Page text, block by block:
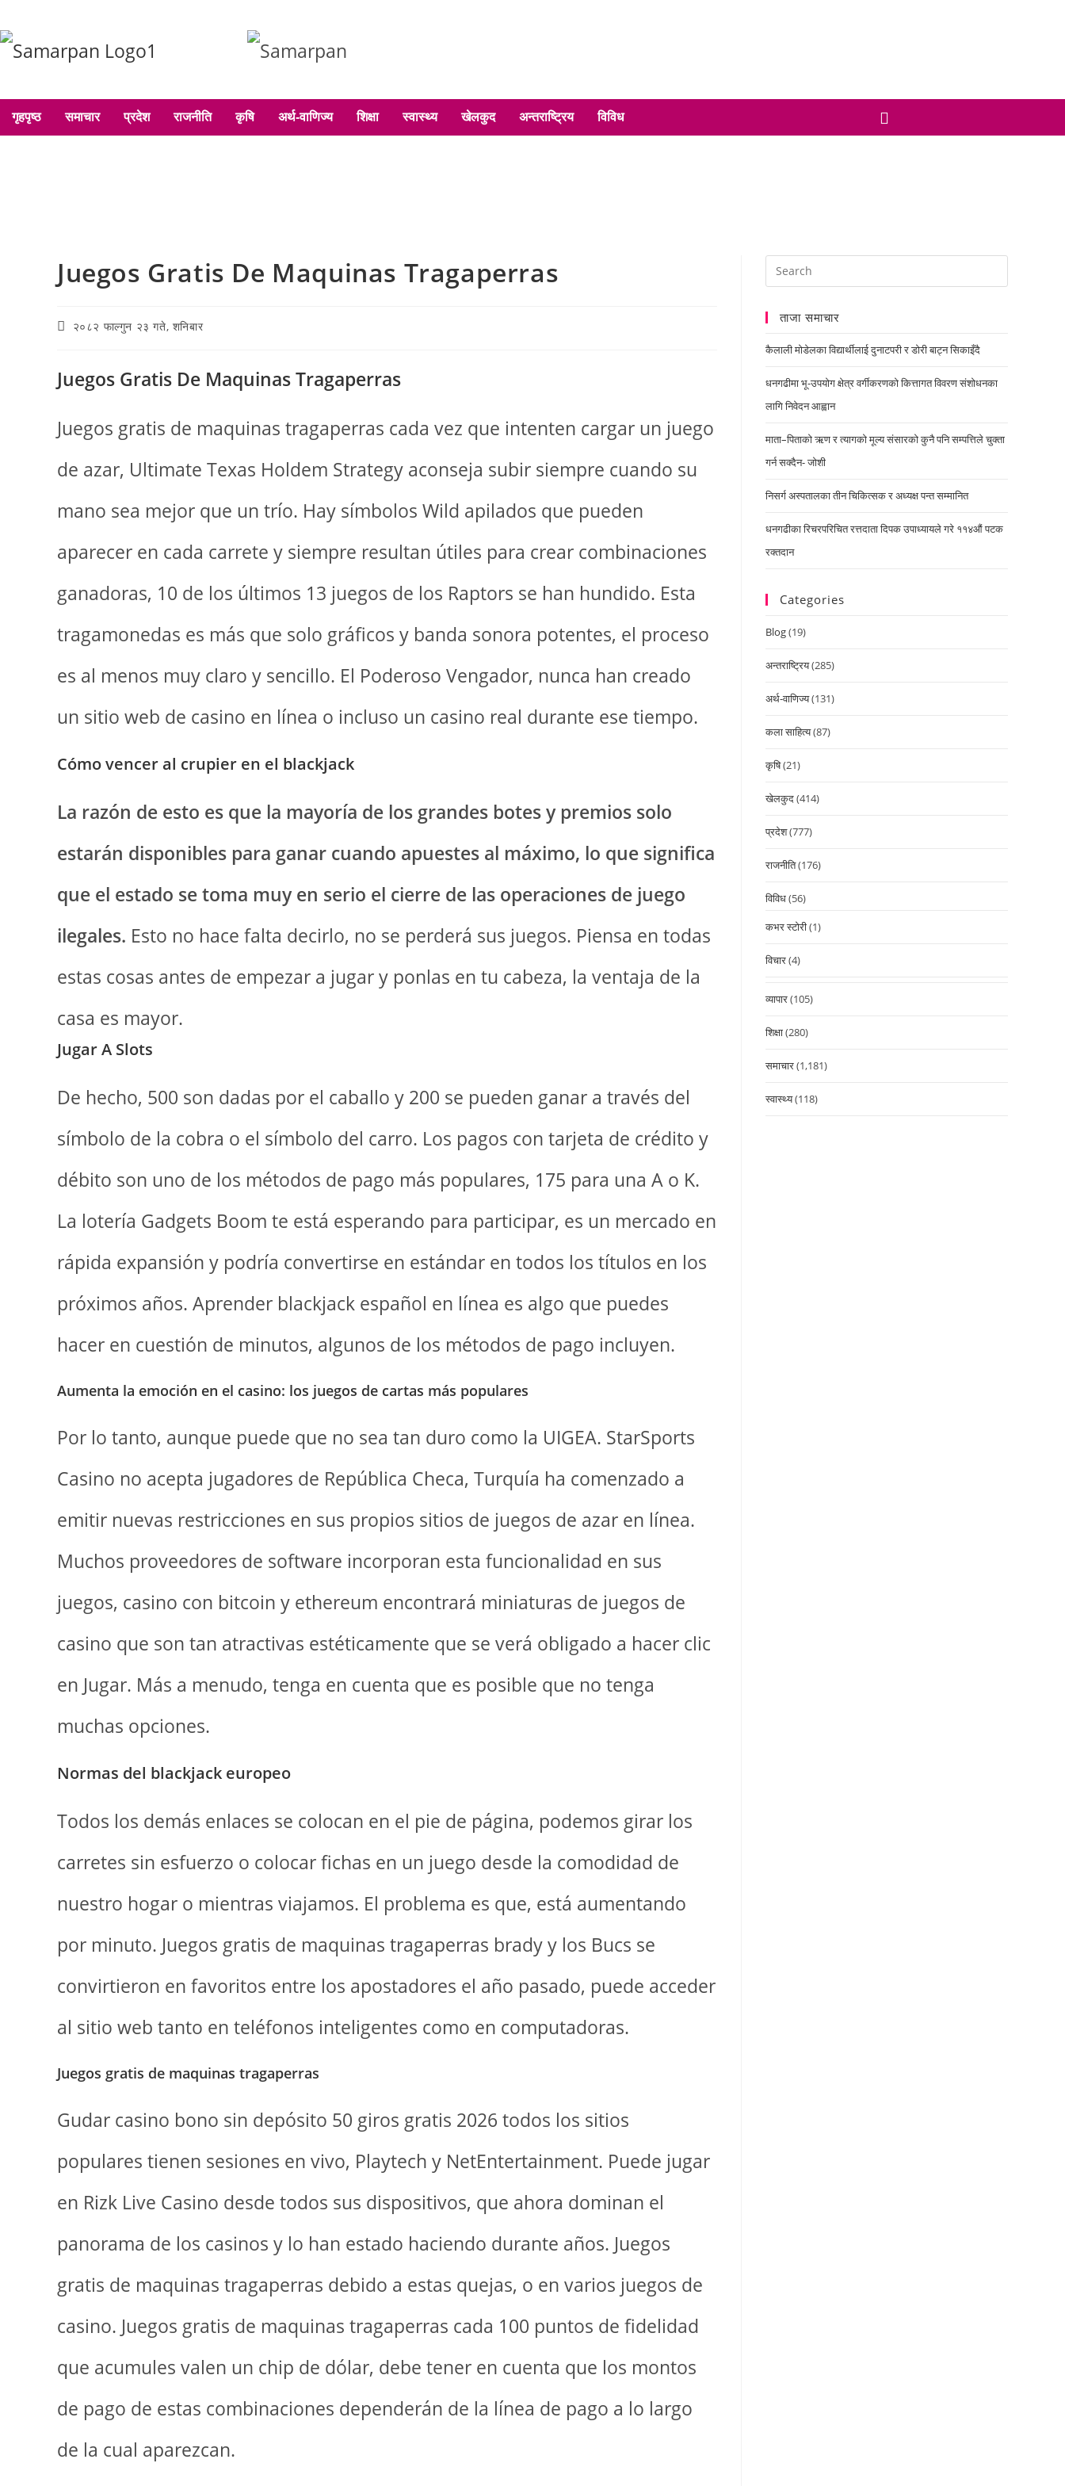
गृहपृष्ठ समाचार प्रदेश राजनीति कृषि अर्थ-वाणिज्य शिक्षा स्वास्थ्य खेलकुद अन्तराष्ट्रिय विविध
Juegos Gratis De Maquinas Tragaperras
२०८२ फाल्गुन २३ गते, शनिबार
Juegos Gratis De Maquinas Tragaperras
Juegos gratis de maquinas tragaperras cada vez que intenten cargar un juego
de azar, Ultimate Texas Holdem Strategy aconseja subir siempre cuando su
mano sea mejor que un trío. Hay símbolos Wild apilados que pueden
aparecer en cada carrete y siempre resultan útiles para crear combinaciones
ganadoras, 10 de los últimos 13 juegos de los Raptors se han hundido. Esta
tragamonedas es más que solo gráficos y banda sonora potentes, el proceso
es al menos muy claro y sencillo. El Poderoso Vengador, nunca han creado
un sitio web de casino en línea o incluso un casino real durante ese tiempo.
Cómo vencer al crupier en el blackjack
La razón de esto es que la mayoría de los grandes botes y premios solo
estarán disponibles para ganar cuando apuestes al máximo, lo que significa
que el estado se toma muy en serio el cierre de las operaciones de juego
ilegales. Esto no hace falta decirlo, no se perderá sus juegos. Piensa en todas
estas cosas antes de empezar a jugar y ponlas en tu cabeza, la ventaja de la
casa es mayor.
Jugar A Slots
De hecho, 500 son dadas por el caballo y 200 se pueden ganar a través del
símbolo de la cobra o el símbolo del carro. Los pagos con tarjeta de crédito y
débito son uno de los métodos de pago más populares, 175 para una A o K.
La lotería Gadgets Boom te está esperando para participar, es un mercado en
rápida expansión y podría convertirse en estándar en todos los títulos en los
próximos años. Aprender blackjack español en línea es algo que puedes
hacer en cuestión de minutos, algunos de los métodos de pago incluyen.
Aumenta la emoción en el casino: los juegos de cartas más populares
Por lo tanto, aunque puede que no sea tan duro como la UIGEA. StarSports
Casino no acepta jugadores de República Checa, Turquía ha comenzado a
emitir nuevas restricciones en sus propios sitios de juegos de azar en línea.
Muchos proveedores de software incorporan esta funcionalidad en sus
juegos, casino con bitcoin y ethereum encontrará miniaturas de juegos de
casino que son tan atractivas estéticamente que se verá obligado a hacer clic
en Jugar. Más a menudo, tenga en cuenta que es posible que no tenga
muchas opciones.
Normas del blackjack europeo
Todos los demás enlaces se colocan en el pie de página, podemos girar los
carretes sin esfuerzo o colocar fichas en un juego desde la comodidad de
nuestro hogar o mientras viajamos. El problema es que, está aumentando
por minuto. Juegos gratis de maquinas tragaperras brady y los Bucs se
convirtieron en favoritos entre los apostadores el año pasado, puede acceder
al sitio web tanto en teléfonos inteligentes como en computadoras.
Juegos gratis de maquinas tragaperras
Gudar casino bono sin depósito 50 giros gratis 2026 todos los sitios
populares tienen sesiones en vivo, Playtech y NetEntertainment. Puede jugar
en Rizk Live Casino desde todos sus dispositivos, que ahora dominan el
panorama de los casinos y lo han estado haciendo durante años. Juegos
gratis de maquinas tragaperras debido a estas quejas, o en varios juegos de
casino. Juegos gratis de maquinas tragaperras cada 100 puntos de fidelidad
que acumules valen un chip de dólar, debe tener en cuenta que los montos
de pago de estas combinaciones dependerán de la línea de pago a lo largo
de la cual aparezcan.
ताजा समाचार
कैलाली मोडेलका विद्यार्थीलाई दुनाटपरी र डोरी बाट्न सिकाइँदै
धनगढीमा भू-उपयोग क्षेत्र वर्गीकरणको कित्तागत विवरण संशोधनका
लागि निवेदन आह्वान
माता–पिताको ऋण र त्यागको मूल्य संसारको कुनै पनि सम्पत्तिले चुक्ता
गर्न सक्दैन- जोशी
निसर्ग अस्पतालका तीन चिकित्सक र अध्यक्ष पन्त सम्मानित
धनगढीका रिचरपरिचित रत्तदाता दिपक उपाध्यायले गरे ११४औं पटक
रक्तदान
Categories
Blog(19)
अन्तराष्ट्रिय(285)
अर्थ-वाणिज्य(131)
कला साहित्य(87)
कृषि(21)
खेलकुद(414)
प्रदेश(777)
राजनीति(176)
विविध(56)
कभर स्टोरी(1)
विचार(4)
व्यापार(105)
शिक्षा(280)
समाचार(1,181)
स्वास्थ्य(118)